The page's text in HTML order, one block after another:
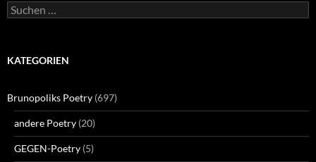
Suchen
nach:
KATEGORIEN
Brunopoliks Poetry (697)
andere Poetry (20)
GEGEN-Poetry (5)